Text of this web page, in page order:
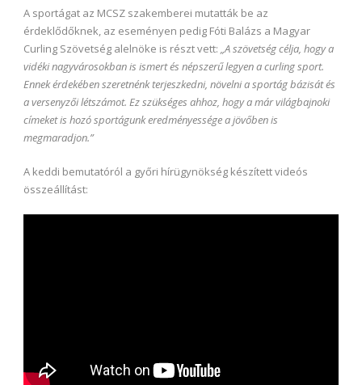
A sportágat az MCSZ szakemberei mutatták be az
érdeklődőknek, az eseményen pedig Fóti Balázs a Magyar
Curling Szövetség alelnöke is részt vett: „A szövetség célja, hogy a
vidéki nagyvárosokban is ismert és népszerű legyen a curling sport.
Ennek érdekében szeretnénk terjeszkedni, növelni a sportág bázisát és
a versenyzői létszámot. Ez szükséges ahhoz, hogy a már világbajnoki
címeket is hozó sportágunk eredményessége a jövőben is
megmaradjon.”
A keddi bemutatóról a győri hírügynökség készített videós
összeállítást: